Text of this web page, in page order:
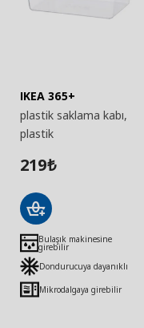
IKEA 365+
plastik saklama kabı,
plastik
219₺
Bulaşık makinesine
girebilir
Dondurucuya dayanıklı
Mikrodalgaya girebilir